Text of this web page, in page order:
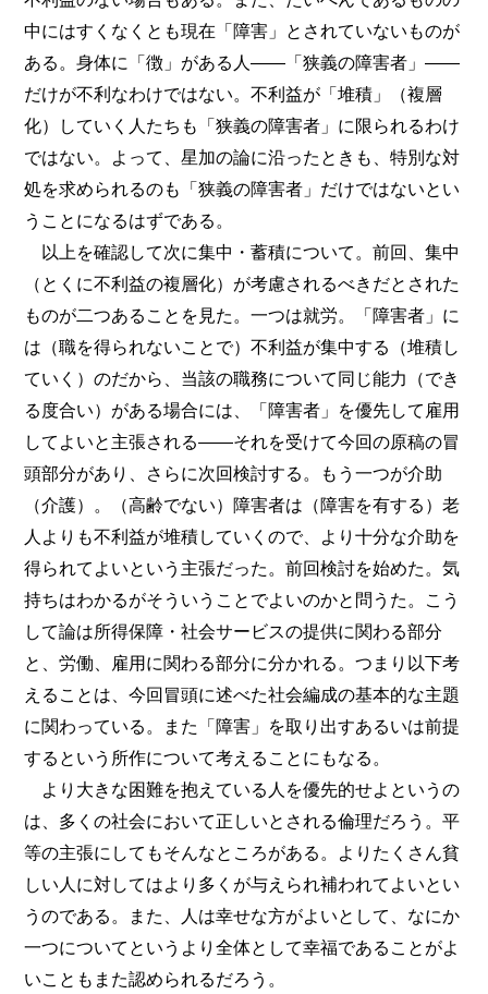
中にはすくなくとも現在「障害」とされていないものが
ある。身体に「徴」がある人――「狭義の障害者」――
だけが不利なわけではない。不利益が「堆積」（複層
化）していく人たちも「狭義の障害者」に限られるわけ
ではない。よって、星加の論に沿ったときも、特別な対
処を求められるのも「狭義の障害者」だけではないとい
うことになるはずである。
以上を確認して次に集中・蓄積について。前回、集中
（とくに不利益の複層化）が考慮されるべきだとされた
ものが二つあることを見た。一つは就労。「障害者」に
は（職を得られないことで）不利益が集中する（堆積し
ていく）のだから、当該の職務について同じ能力（でき
る度合い）がある場合には、「障害者」を優先して雇用
してよいと主張される――それを受けて今回の原稿の冒
頭部分があり、さらに次回検討する。もう一つが介助
（介護）。（高齢でない）障害者は（障害を有する）老
人よりも不利益が堆積していくので、より十分な介助を
得られてよいという主張だった。前回検討を始めた。気
持ちはわかるがそういうことでよいのかと問うた。こう
して論は所得保障・社会サービスの提供に関わる部分
と、労働、雇用に関わる部分に分かれる。つまり以下考
えることは、今回冒頭に述べた社会編成の基本的な主題
に関わっている。また「障害」を取り出すあるいは前提
するという所作について考えることにもなる。
より大きな困難を抱えている人を優先的せよというの
は、多くの社会において正しいとされる倫理だろう。平
等の主張にしてもそんなところがある。よりたくさん貧
しい人に対してはより多くが与えられ補われてよいとい
うのである。また、人は幸せな方がよいとして、なにか
一つについてというより全体として幸福であることがよ
いこともまた認められるだろう。